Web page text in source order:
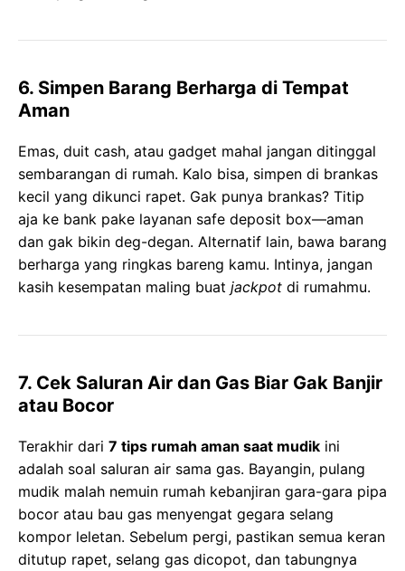
6. Simpen Barang Berharga di Tempat
Aman
Emas, duit cash, atau gadget mahal jangan ditinggal
sembarangan di rumah. Kalo bisa, simpen di brankas
kecil yang dikunci rapet. Gak punya brankas? Titip
aja ke bank pake layanan safe deposit box—aman
dan gak bikin deg-degan. Alternatif lain, bawa barang
berharga yang ringkas bareng kamu. Intinya, jangan
kasih kesempatan maling buat jackpot di rumahmu.
7. Cek Saluran Air dan Gas Biar Gak Banjir
atau Bocor
Terakhir dari 7 tips rumah aman saat mudik ini
adalah soal saluran air sama gas. Bayangin, pulang
mudik malah nemuin rumah kebanjiran gara-gara pipa
bocor atau bau gas menyengat gegara selang
kompor leletan. Sebelum pergi, pastikan semua keran
ditutup rapet, selang gas dicopot, dan tabungnya